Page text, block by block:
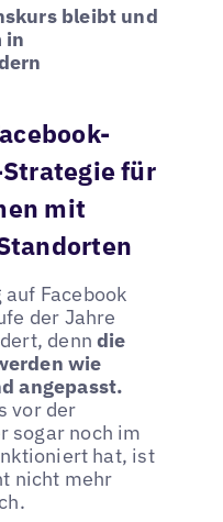
bleibt und
in
für
mit
Facebook
der Jahre
denndie
wie
angepasst.
vor der
sogar noch im
hat, ist
nicht mehr